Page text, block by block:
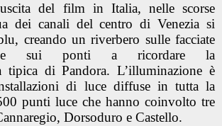
del film in Italia, nelle scorse
dei canali del centro di Venezia si
creando un riverbero sulle facciate
sui ponti a ricordare la
tipica di Pandora. L’illuminazione è
di luce diffuse in tutta la
punti luce che hanno coinvolto tre
Dorsoduro e Castello.